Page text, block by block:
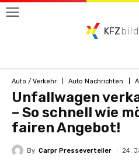
KFZ
Auto / Verkehr Auto Nachrichten
Unfallwagen
– So schnell wie
fairen Angebot!
By Carpr Presseverteiler 24.